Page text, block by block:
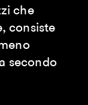
che
consiste
secondo